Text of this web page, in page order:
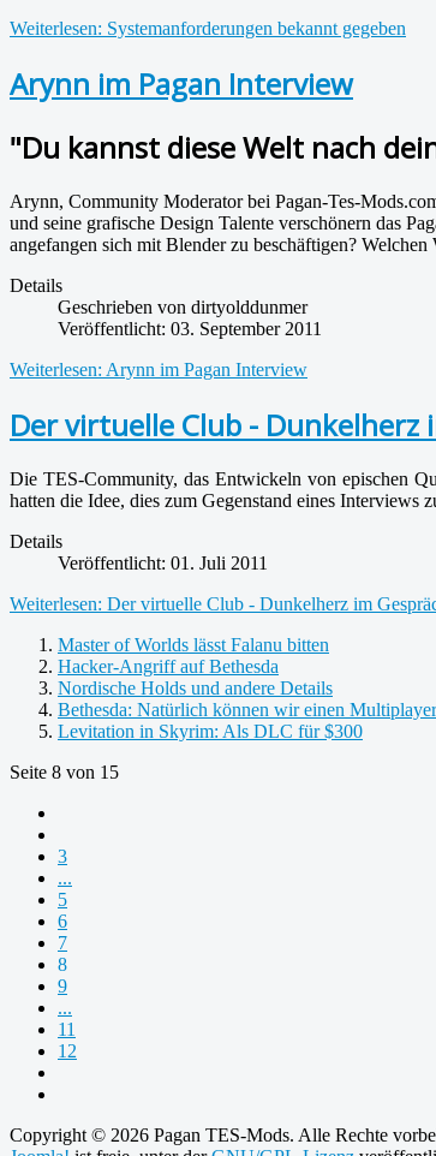
Weiterlesen: Systemanforderungen bekannt gegeben
Arynn im Pagan Interview
"Du kannst diese Welt nach
Arynn, Community Moderator bei Pagan-Tes-
und seine grafische Design Talente verschönern das
angefangen sich mit Blender zu beschäftigen?
Details
Geschrieben von dirtyolddunmer
Veröffentlicht: 03. September 2011
Weiterlesen: Arynn im Pagan Interview
Der virtuelle Club - Dunkelherz
Die TES-Community, das Entwickeln von epischen
hatten die Idee, dies zum Gegenstand eines Interviews
Details
Veröffentlicht: 01. Juli 2011
Weiterlesen: Der virtuelle Club - Dunkelherz im
Master of Worlds lässt Falanu bitten
Hacker-Angriff auf Bethesda
Nordische Holds und andere Details
Bethesda: Natürlich können wir einen
Levitation in Skyrim: Als DLC für $300
Seite 8 von 15
3
...
5
6
7
8
9
...
11
12
Copyright © 2026 Pagan TES-Mods. Alle Rechte